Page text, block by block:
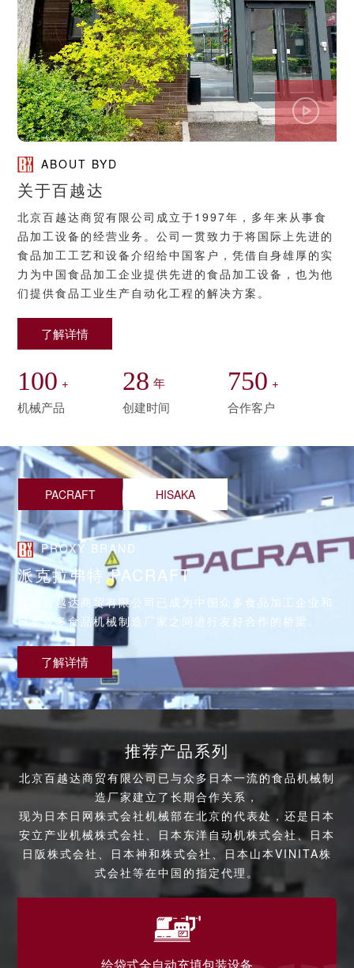
ABOUT BYD
关于百越达
北京百越达商贸有限公司成立于1997年，多年来从事食
品加工设备的经营业务。公司一贯致力于将国际上先进的
食品加工工艺和设备介绍给中国客户，凭借自身雄厚的实
力为中国食品加工企业提供先进的食品加工设备，也为他
们提供食品工业生产自动化工程的解决方案。
了解详情
100 +
机械产品
28 年
创建时间
750 +
合作客户
PACRAFT HISAKA
PROXY BRAND
派克拉弗特 PACRAFT
北京百越达商贸有限公司已成为中国众多食品加工企业和
日本众多食品机械制造厂家之间进行友好合作的桥梁。
了解详情
推荐产品系列
北京百越达商贸有限公司已与众多日本一流的食品机械制
造厂家建立了长期合作关系，
现为日本日网株式会社机械部在北京的代表处，还是日本
安立产业机械株式会社、日本东洋自动机株式会社、日本
日阪株式会社、日本神和株式会社、日本山本VINITA株
式会社等在中国的指定代理。
给袋式全自动充填包装设备